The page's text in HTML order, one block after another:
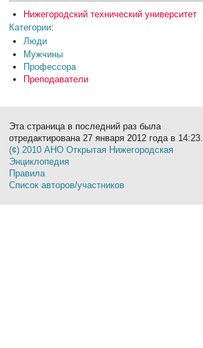
Нижегородский технический университет
Категории:
Люди
Мужчины
Профессора
Преподаватели
Эта страница в последний раз была
отредактирована 27 января 2012 года в 14:23.
(¢) 2010 АНО Открытая Нижегородская
Энциклопедия
Правила
Список авторов/участников